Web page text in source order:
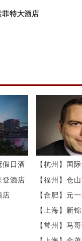
特大酒店
假日酒
登酒店
店
【杭州】国
【福州】仓
【合肥】元
【上海】新
【常州】马